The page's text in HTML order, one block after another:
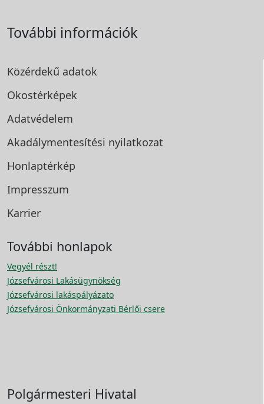
További információk
Közérdekű adatok
Okostérképek
Adatvédelem
Akadálymentesítési nyilatkozat
Honlaptérkép
Impresszum
Karrier
További honlapok
Vegyél részt!
Józsefvárosi Lakásügynökség
Józsefvárosi lakáspályázato
Józsefvárosi Önkormányzati Bérlői csere
Polgármesteri Hivatal